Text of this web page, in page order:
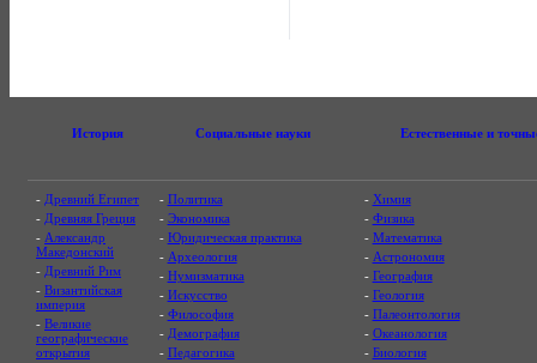
История Социальные науки Естественные и
- Древний Египет
- Древняя Греция
- Александр
Македонский
- Древний Рим
- Византийская
империя
- Великие
географические
открытия
- Политика
- Экономика
- Юридическая практика
- Археология
- Нумизматика
- Искусство
- Философия
- Демография
- Педагогика
- Химия
- Физика
- Математика
- Астрономия
- География
- Геология
- Палеонтология
- Океанология
- Биология